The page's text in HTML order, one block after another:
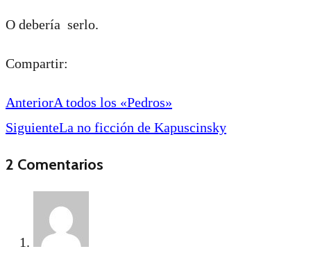
O debería serlo.
Compartir:
AnteriorA todos los «Pedros»
SiguienteLa no ficción de Kapuscinsky
2 Comentarios